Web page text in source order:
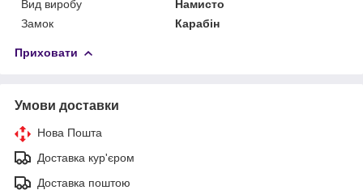
Вид виробу
Намисто
Замок
Карабін
Приховати
Умови доставки
Нова Пошта
Доставка кур'єром
Доставка поштою